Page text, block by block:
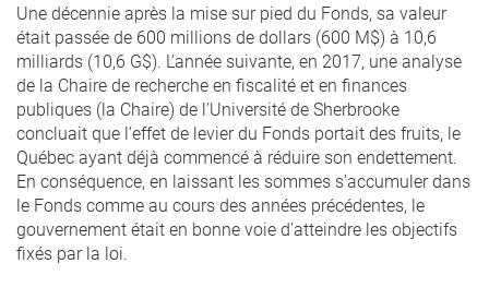
Une décennie après la mise sur pied du Fonds, sa valeur
était passée de 600 millions de dollars (600 M$) à 10,6
milliards (10,6 G$). L’année suivante, en 2017, une analyse
de la Chaire de recherche en fiscalité et en finances
publiques (la Chaire) de l’Université de Sherbrooke
concluait que l’effet de levier du Fonds portait des fruits, le
Québec ayant déjà commencé à réduire son endettement.
En conséquence, en laissant les sommes s’accumuler dans
le Fonds comme au cours des années précédentes, le
gouvernement était en bonne voie d’atteindre les objectifs
fixés par la loi.